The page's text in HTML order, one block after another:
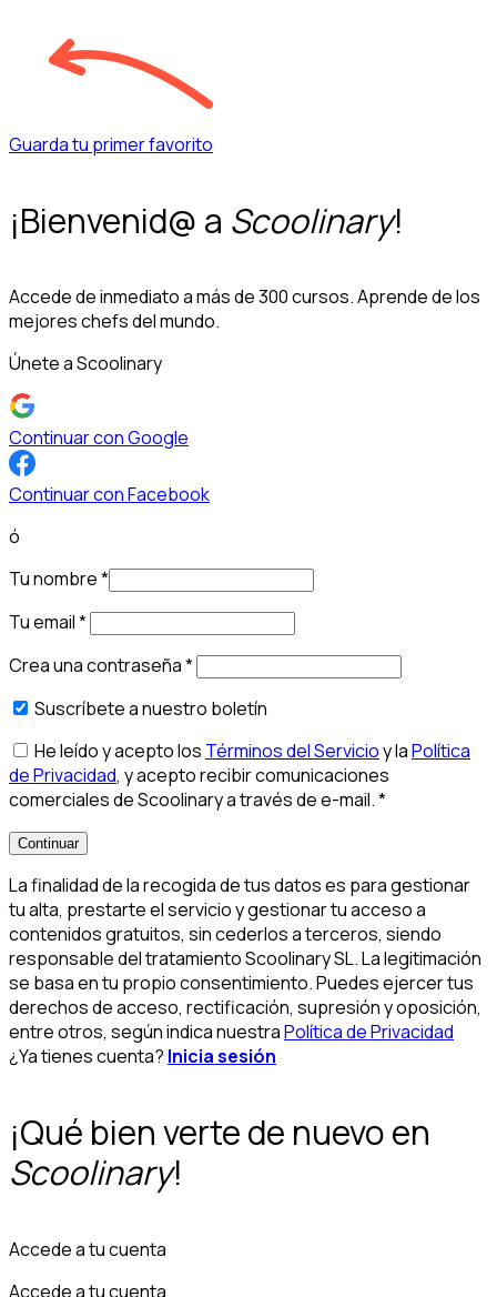
Guarda tu primer favorito
¡Bienvenid@ a Scoolinary!
Accede de inmediato a más de 300 cursos. Aprende de los
mejores chefs del mundo.
Únete a Scoolinary
Continuar con Google
Continuar con Facebook
ó
Tu nombre*
Tu email*
Crea una contraseña*
Suscríbete a nuestro boletín
He leído y acepto los Términos del Servicioy laPolítica
de Privacidad, y acepto recibir comunicaciones
comerciales de Scoolinary a través de e-mail.*
Continuar
La finalidad de la recogida de tus datos es para gestionar
tu alta, prestarte el servicio y gestionar tu acceso a
contenidos gratuitos, sin cederlos a terceros, siendo
responsable del tratamiento Scoolinary SL. La legitimación
se basa en tu propio consentimiento. Puedes ejercer tus
derechos de acceso, rectificación, supresión y oposición,
entre otros, según indica nuestraPolítica de Privacidad
¿Ya tienes cuenta? Inicia sesión
¡Qué bien verte de nuevo en
Scoolinary!
Accede a tu cuenta
Accede a tu cuenta